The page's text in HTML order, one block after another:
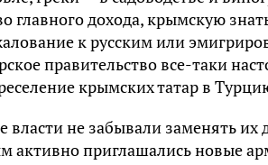
дохода, крымскую
к русским или
правительство все-таки
крымских татар в
власти не забывали заменять их
приглашались новые